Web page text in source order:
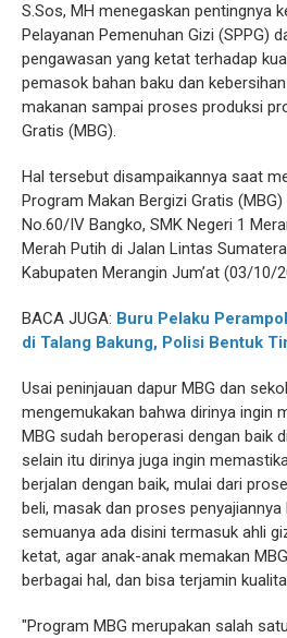
S.Sos, MH menegaskan pentingnya
Pelayanan Pemenuhan Gizi (SPPG)
pengawasan yang ketat terhadap
pemasok bahan baku dan
makanan sampai proses produksi
Gratis (MBG).
Hal tersebut disampaikannya saat
Program Makan Bergizi Gratis
No.60/IV Bangko, SMK Negeri 1
Merah Putih di Jalan Lintas
Kabupaten Merangin Jum’at (03/10/
BACA JUGA: Buru Pelaku
di Talang Bakung, Polisi Bentuk
Usai peninjauan dapur MBG dan
mengemukakan bahwa dirinya ingin
MBG sudah beroperasi dengan baik
selain itu dirinya juga ingin
berjalan dengan baik, mulai dari
beli, masak dan proses
semuanya ada disini termasuk ahli
ketat, agar anak-anak memakan
berbagai hal, dan bisa terjamin
"Program MBG merupakan salah